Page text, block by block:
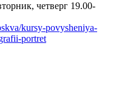
четверг 19.00-
kursy-povysheniya-
portret